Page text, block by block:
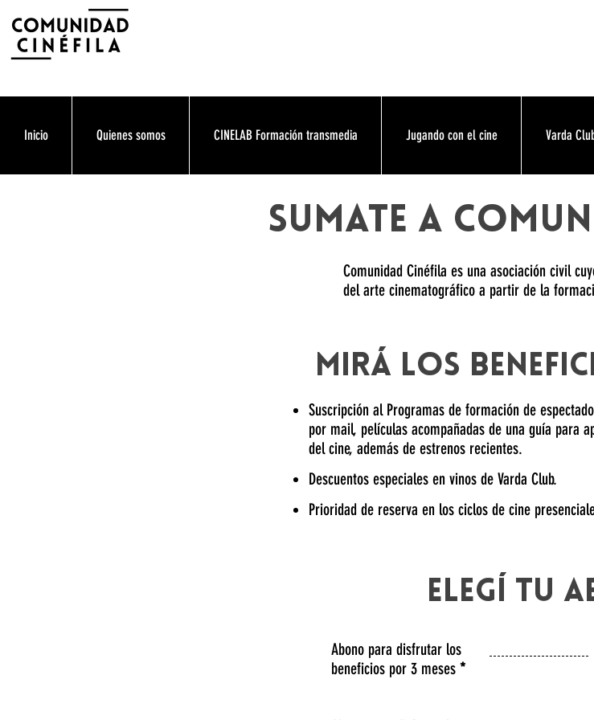
Inicio Quienes somos CINELAB Formación transmedia Jugando con el cine Varda
SUMATE A
Comunidad Cinéfila es una asociación civil
del arte cinematográfico a partir de la
MIRÁ LOS
Suscripción al Programas de formación de
por mail, películas acompañadas de una guía para
del cine, además de estrenos recientes.
Descuentos especiales en vinos de Varda Club.
Prioridad de reserva en los ciclos de cine
Elegí tu
Abono para disfrutar los
beneficios por 3 meses *